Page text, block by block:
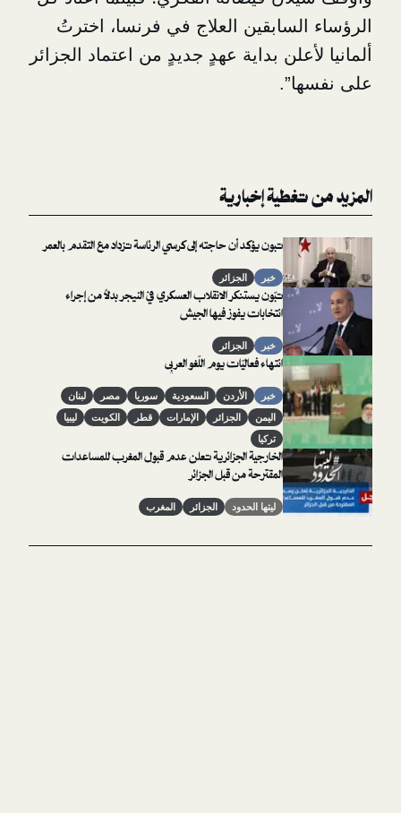
العلاج في فرنسا، اخترتُ
بداية عهدٍ جديدٍ من اعتماد الجزائر
إخبارية
تبون يؤكد أن حاجته إلى كرسي الرئاسة تزداد مع التقدم بالعمر
خبر الجزائر
تبّون يستنكر الانقلاب العسكري في النيجر بدلاً من إجراء
انتخابات يفوز فيها الجيش
الجزائر
انتهاء فعاليّات يوم اللّغو العربي
خبر الأردن السعودية سوريا مصر
لبنان
اليمن
الجزائر الإمارات قطر الكويت
ليبيا
تركيا
الخارجية الجزائرية تعلن عدم قبول المغرب للمساعدات
المقترحة من قبل الجزائر
ليتها الحدود الجزائر المغرب